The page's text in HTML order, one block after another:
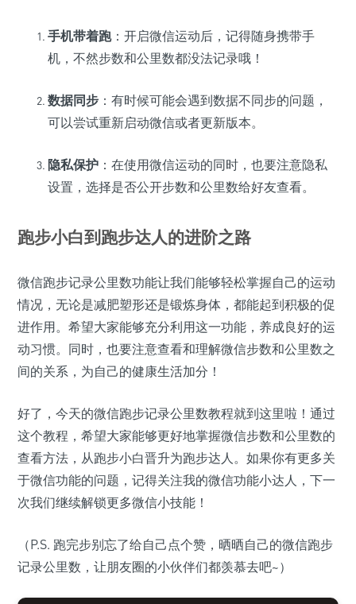
手机带着跑：开启微信运动后，记得随身携带手
机，不然步数和公里数都没法记录哦！
数据同步 ：有时候可能会遇到数据不同步的问题，
可以尝试重新启动微信或者更新版本。
隐私保护 ：在使用微信运动的同时，也要注意隐私
设置，选择是否公开步数和公里数给好友查看。
跑步小白到跑步达人的进阶之路
微信跑步记录公里数功能让我们能够轻松掌握自己的运动
情况，无论是减肥塑形还是锻炼身体，都能起到积极的促
进作用。希望大家能够充分利用这一功能，养成良好的运
动习惯。同时，也要注意查看和理解微信步数和公里数之
间的关系，为自己的健康生活加分！
好了，今天的微信跑步记录公里数教程就到这里啦！通过
这个教程，希望大家能够更好地掌握微信步数和公里数的
查看方法，从跑步小白晋升为跑步达人。如果你有更多关
于微信功能的问题，记得关注我的微信功能小达人，下一
次我们继续解锁更多微信小技能！
（P.S. 跑完步别忘了给自己点个赞，晒晒自己的微信跑步
记录公里数，让朋友圈的小伙伴们都羡慕去吧~）